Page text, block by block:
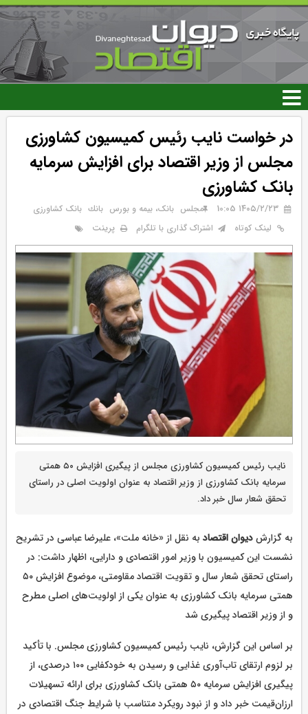
رفتن
محتوای
اصلی
در خواست نایب رئیس کمیسیون کشاورزی
مجلس از وزیر اقتصاد برای افزایش سرمایه
بانک کشاورزی
۱۴۰۵/۲/۲۳ 10:05 مجلس بانک، بیمه و بورس بانك بانک کشاورزی
لینک کوتاه
اشتراک گذاری با تلگرام پرینت
نایب رئیس کمیسیون کشاورزی مجلس از پیگیری افزایش ۵۰ همتی
سرمایه بانک کشاورزی از وزیر اقتصاد به عنوان اولویت اصلی در راستای
تحقق شعار سال خبر داد.
به گزارشدیوان اقتصاد به نقل از «خانه ملت»، علیرضا عباسی در تشریح
نشست این کمیسیون با وزیر امور اقتصادی و دارایی، اظهار داشت: در
راستای تحقق شعار سال و تقویت اقتصاد مقاومتی، موضوع افزایش ۵۰
همتی سرمایه بانک کشاورزی به عنوان یکی از اولویت‌های اصلی مطرح
و از وزیر اقتصاد پیگیری شد
بر اساس این گزارش، نایب رئیس کمیسیون کشاورزی مجلس. با تأکید
بر لزوم ارتقای تاب‌آوری غذایی و رسیدن به خودکفایی ۱۰۰ درصدی، از
پیگیری افزایش سرمایه ۵۰ همتی بانک کشاورزی برای ارائه تسهیلات
ارزان‌قیمت خبر داد و از نبود رویکرد متناسب با شرایط جنگ اقتصادی در